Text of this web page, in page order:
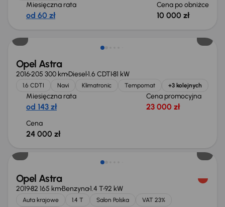
Miesięczna rata
od 60 zł
Cena po obniżce
10 000 zł
Opel Astra
2016205 300 kmDiesel1.6 CDTI81 kW
1.6 CDTI Navi Klimatronic Tempomat +3 kolejnych
Miesięczna rata
od 143 zł
Cena promocyjna
23 000 zł
Cena
24 000 zł
Opel Astra
201982 165 kmBenzyna1.4 T92 kW
Auta krajowe 1.4 T Salon Polska
VAT 23%